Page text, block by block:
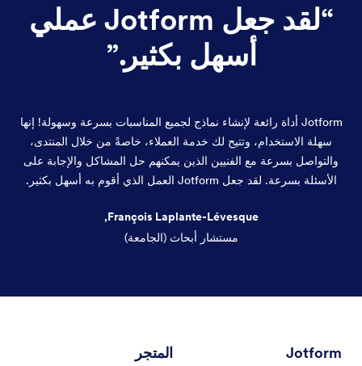
“
لقد جعل Jotform عملي
أسهل بكثير.”
Jotform أداة رائعة لإنشاء نماذج لجميع المناسبات بسرعة وسهولة! إنها
سهلة الاستخدام، وتتيح لك خدمة العملاء، خاصةً من خلال المنتدى،
والتواصل بسرعة مع الفنيين الذين يمكنهم حل المشاكل والإجابة على
الأسئلة بسرعة. لقد جعل Jotform العمل الذي أقوم به أسهل بكثير.
François Laplante-Lévesque,
مستشار أبحاث (الجامعة)
Jotform المتجر